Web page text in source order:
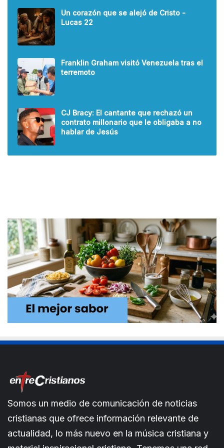
Un corazón que se alejó de Cristo -
Lucas 22
Franklin Graham visitó Venezuela tras el
terremoto
CJ Bracy: El cantante que rechazó un
contrato millonario que le obligaba a no
hablar de Jesús
Somos un medio de comunicación de noticias
cristianas que ofrece información relevante de
actualidad, lo más nuevo en la música cristiana y